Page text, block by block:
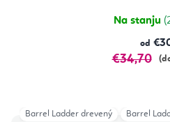
Na stanju
od
€34,70
Barrel Ladder drevený Barrel